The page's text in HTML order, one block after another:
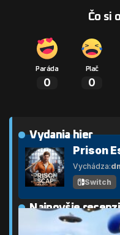
Čo si
Paráda
0
Plač
0
Vydania hier
Prison
Vychádza:
Switch
Najnovšie